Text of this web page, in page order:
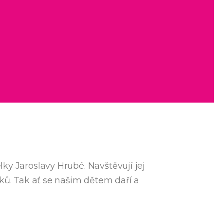
Jaroslavy Hrubé. Navštěvují jej
Tak ať se našim dětem daří a